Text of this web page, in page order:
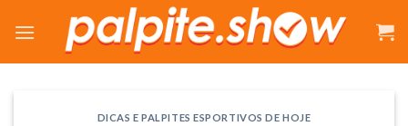
DICAS E PALPITES ESPORTIVOS DE HOJE